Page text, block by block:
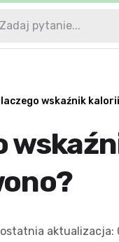
wskaźnik
ostatnia aktualizacja: